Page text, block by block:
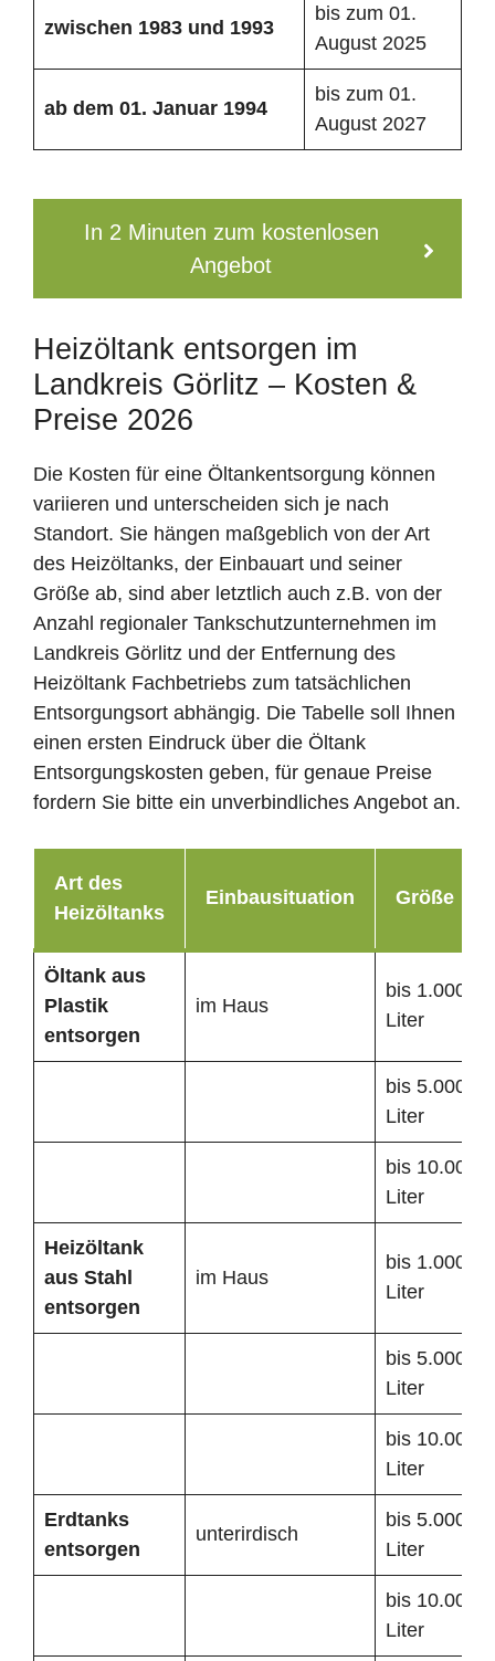
zwischen 1983 und 1993
bis zum 01.
August 2025
ab dem 01. Januar 1994
bis zum 01.
August 2027
In 2 Minuten zum kostenlosen
Angebot
Heizöltank entsorgen im
Landkreis Görlitz – Kosten &
Preise 2026
Die Kosten für eine Öltankentsorgung können
variieren und unterscheiden sich je nach
Standort. Sie hängen maßgeblich von der Art
des Heizöltanks, der Einbauart und seiner
Größe ab, sind aber letztlich auch z.B. von der
Anzahl regionaler Tankschutzunternehmen im
Landkreis Görlitz und der Entfernung des
Heizöltank Fachbetriebs zum tatsächlichen
Entsorgungsort abhängig. Die Tabelle soll Ihnen
einen ersten Eindruck über die Öltank
Entsorgungskosten geben, für genaue Preise
fordern Sie bitte ein unverbindliches Angebot an.
Art des
Heizöltanks
Einbausituation Größe
Öltank aus
Plastik
entsorgen
im Haus
bis 1.000
Liter
bis 5.000
Liter
bis 10.000
Liter
Heizöltank
aus Stahl
entsorgen
im Haus
bis 1.000
Liter
bis 5.000
Liter
bis 10.000
Liter
Erdtanks
entsorgen
unterirdisch
bis 5.000
Liter
bis 10.000
Liter